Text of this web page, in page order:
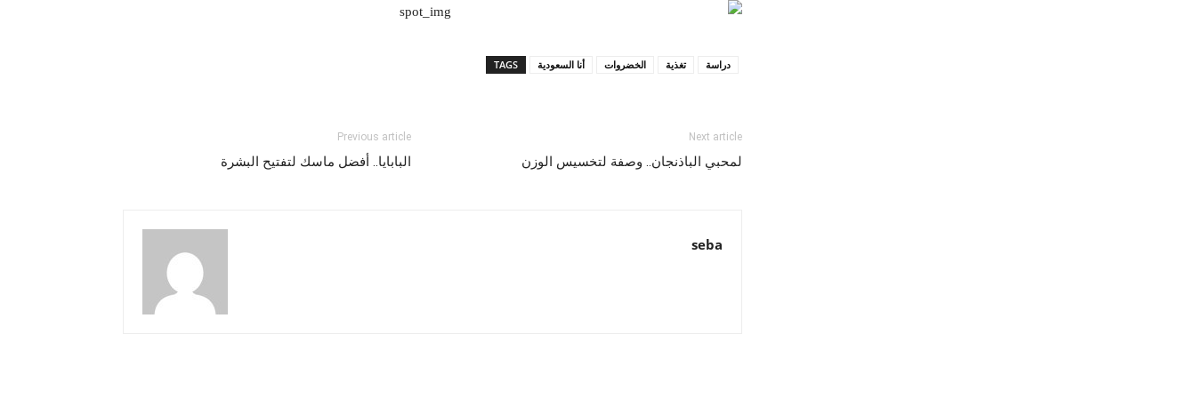
TAGS أنا السعودية الخضروات تغذية دراسة
Previous article
البابايا.. أفضل ماسك لتفتيح البشرة
Next article
لمحبي الباذنجان.. وصفة لتخسيس الوزن
seba